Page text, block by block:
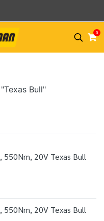
0
Bull"
20V Texas Bull
20V Texas Bull